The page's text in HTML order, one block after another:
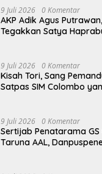
9 Juli 2026 0 Komentar
AKP Adik Agus Putrawan,
Tegakkan Satya
Surabaya.
9 Juli 2026 0 Komentar
Kisah Tori, Sang
Satpas SIM Colombo
9 Juli 2026 0 Komentar
Sertijab Penatarama
Taruna AAL,